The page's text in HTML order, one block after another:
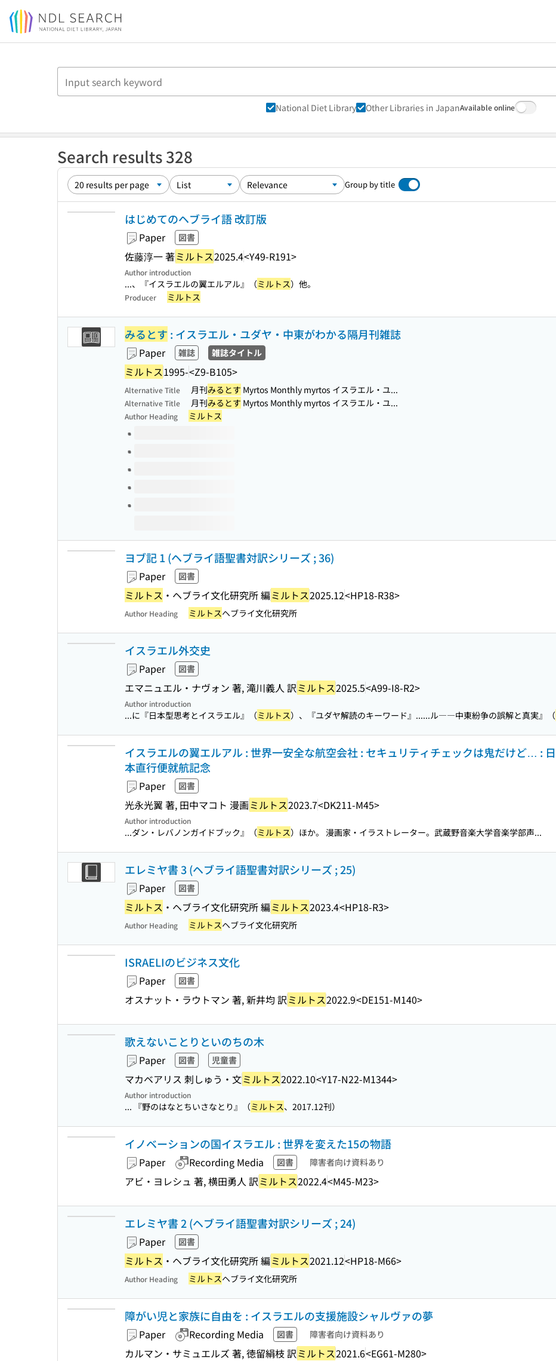
Jump to main content
National Diet Library Other Libraries in JapanAvailable online
Search results 328
Group by title
はじめてのヘブライ語 改訂版
Paper 図書
佐藤淳一 著ミルトス2025.4<Y49-R191>
Author introduction
...、『イスラエルの翼エルアル』（ミルトス）他。
Producer ミルトス
みるとす : イスラエル・ユダヤ・中東がわかる隔月刊雑誌
Paper 雑誌 雑誌タイトル
ミルトス1995-<Z9-B105>
Alternative Title 月刊みるとす Myrtos Monthly myrtos イスラエル・ユ...
Alternative Title 月刊みるとす Myrtos Monthly myrtos イスラエル・ユ...
Author Heading ミルトス
Volumes of this title
ヨブ記 1 (ヘブライ語聖書対訳シリーズ ; 36)
Paper 図書
ミルトス ・ヘブライ文化研究所 編ミルトス2025.12<HP18-R38>
Author Heading ミルトスヘブライ文化研究所
イスラエル外交史
Paper 図書
エマニュエル・ナヴォン 著, 滝川義人 訳ミルトス2025.5<A99-I8-R2>
Author introduction
...に『日本型思考とイスラエル』（ミルトス）、『ユダヤ解読のキーワード』......ル――中東紛争の誤解と真実』（
イスラエルの翼エルアル : 世界一安全な航空会社 : セキュリティチェックは鬼だけど… : 日
本直行便就航記念
Paper 図書
光永光翼 著, 田中マコト 漫画ミルトス2023.7<DK211-M45>
Author introduction
...ダン・レバノンガイドブック』（ミルトス）ほか。 漫画家・イラストレーター。武蔵野音楽大学音楽学部声...
エレミヤ書 3 (ヘブライ語聖書対訳シリーズ ; 25)
Paper 図書
ミルトス ・ヘブライ文化研究所 編ミルトス2023.4<HP18-R3>
Author Heading ミルトスヘブライ文化研究所
ISRAELIのビジネス文化
Paper 図書
オスナット・ラウトマン 著, 新井均 訳ミルトス2022.9<DE151-M140>
歌えないことりといのちの木
Paper 図書 児童書
マカベアリス 刺しゅう・文ミルトス2022.10<Y17-N22-M1344>
Author introduction
... 『野のはなとちいさなとり』（ミルトス、2017.12刊）
イノベーションの国イスラエル : 世界を変えた15の物語
Paper Recording Media 図書 障害者向け資料あり
アビ・ヨレシュ 著, 横田勇人 訳ミルトス2022.4<M45-M23>
エレミヤ書 2 (ヘブライ語聖書対訳シリーズ ; 24)
Paper 図書
ミルトス ・ヘブライ文化研究所 編ミルトス2021.12<HP18-M66>
Author Heading ミルトスヘブライ文化研究所
障がい児と家族に自由を : イスラエルの支援施設シャルヴァの夢
Paper Recording Media 図書 障害者向け資料あり
カルマン・サミュエルズ 著, 徳留絹枝 訳ミルトス2021.6<EG61-M280>